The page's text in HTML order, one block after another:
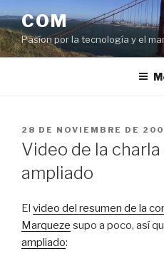
al
contenido
COM
Pasíon por la tecnología y el
PUBLICADO
EL
28 DE NOVIEMBRE DE
Video de la
ampliado
El video del resumen de la
Marqueze supo a poco, así
ampliado: